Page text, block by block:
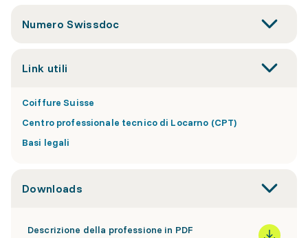
Numero Swissdoc
Link utili
Coiffure Suisse
Centro professionale tecnico di Locarno (CPT)
Basi legali
Downloads
Descrizione della professione in PDF